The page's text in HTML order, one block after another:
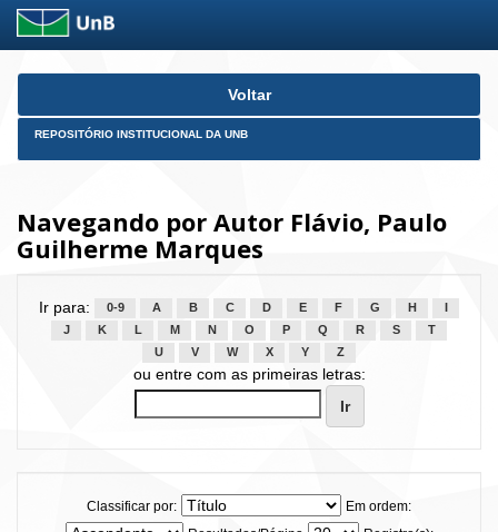
Skip
Voltar
REPOSITÓRIO INSTITUCIONAL DA UNB
Navegando por Autor Flávio, Paulo
Guilherme Marques
Ir para: 0-9 A B C D E F G H
J
K L M N O P Q R S
T
U
V W X Y Z
ou entre com as primeiras letras:
Classificar por:
Em ordem: